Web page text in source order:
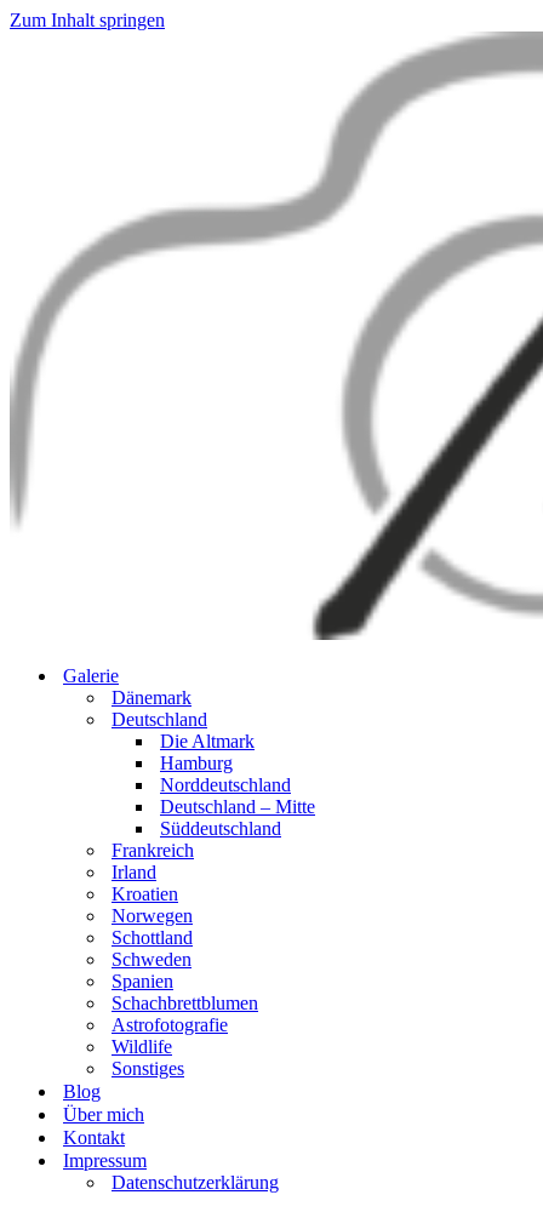
Zum Inhalt springen
Galerie
Dänemark
Deutschland
Die Altmark
Hamburg
Norddeutschland
Deutschland – Mitte
Süddeutschland
Frankreich
Irland
Kroatien
Norwegen
Schottland
Schweden
Spanien
Schachbrettblumen
Astrofotografie
Wildlife
Sonstiges
Blog
Über mich
Kontakt
Impressum
Datenschutzerklärung